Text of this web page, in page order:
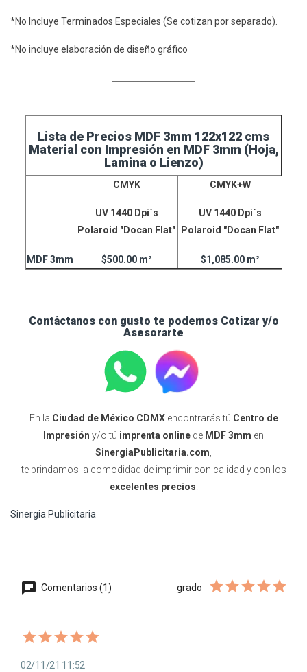
*No Incluye Terminados Especiales (Se cotizan por separado).
*No incluye elaboración de diseño gráfico
Lista de Precios MDF 3mm 122x122 cms
Material con Impresión en MDF 3mm (Hoja,
Lamina o Lienzo)
CMYK
UV 1440 Dpi`s
Polaroid "Docan Flat"
CMYK+W
UV 1440 Dpi`s
Polaroid "Docan Flat"
MDF 3mm $500.00 m² $1,085.00 m²
Contáctanos con gusto te podemos Cotizar y/o
Asesorarte
En la Ciudad de México CDMXencontrarás tú Centro de
Impresión y/o tú imprenta online de MDF 3mm en
SinergiaPublicitaria.com
te brindamos la comodidad de imprimir con calidad y con los
excelentes precios
Sinergia Publicitaria
Comentarios (1) grado
02/11/21 11:52